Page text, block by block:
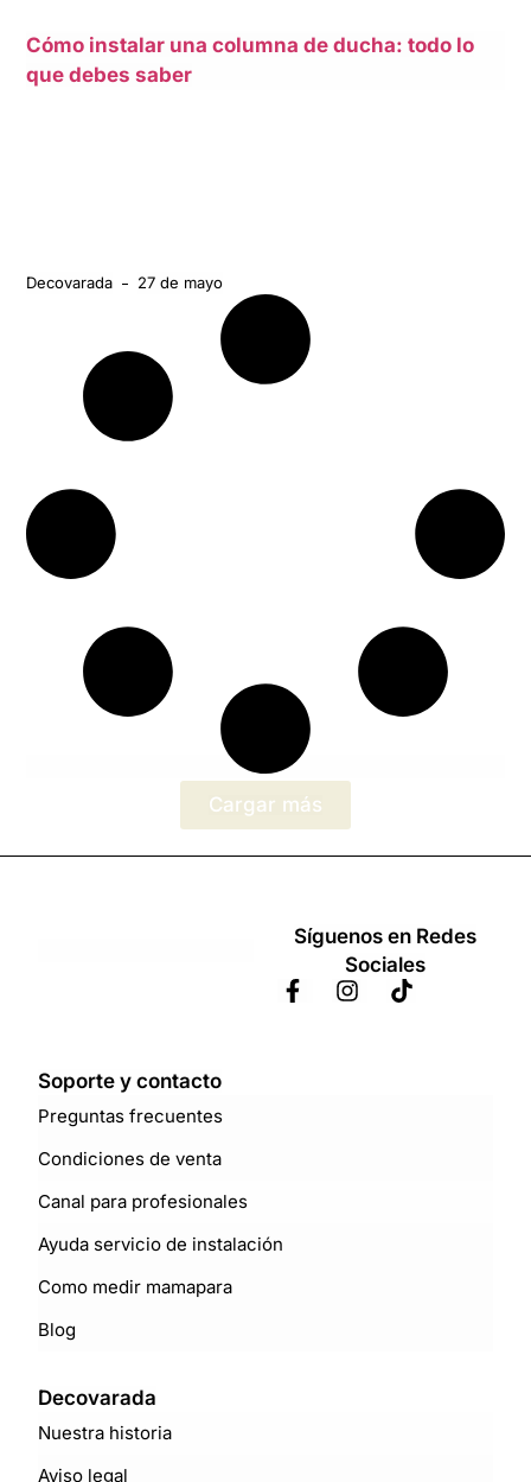
Cómo instalar una columna de ducha: todo lo
que debes saber
Decovarada 27 de mayo
Cargar más
Síguenos en Redes
Sociales
Soporte y contacto
Preguntas frecuentes
Condiciones de venta
Canal para profesionales
Ayuda servicio de instalación
Como medir mamapara
Blog
Decovarada
Nuestra historia
Aviso legal